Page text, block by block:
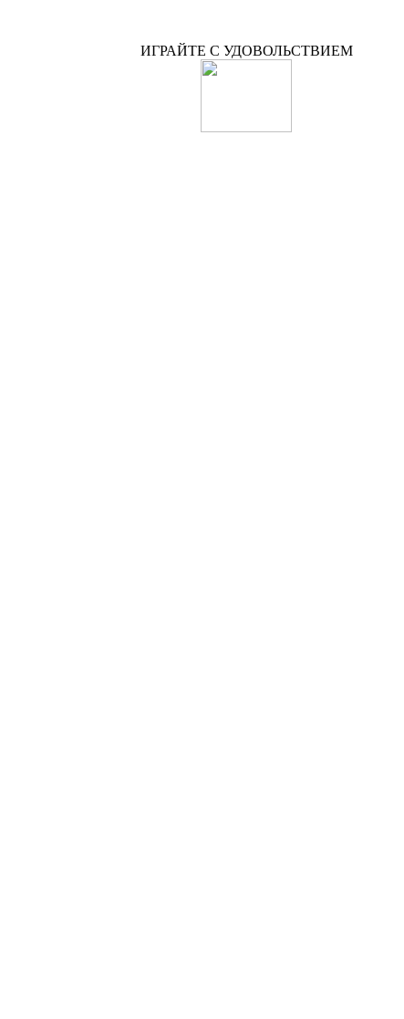
ИГРАЙТЕ С УДОВОЛЬСТВИЕМ